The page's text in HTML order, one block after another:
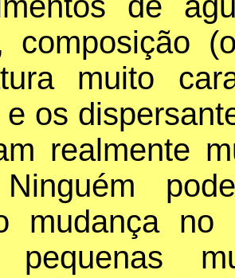
composição
muito
e os
realmente
mudança
pequenas